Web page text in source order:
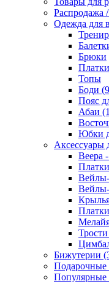
Распродажа
Одежда для
Брюки
Топы
Боди
Пояс
Абаи
Юбки
Аксессуары
Веера
Бижутерии
Подарочные
Популярные